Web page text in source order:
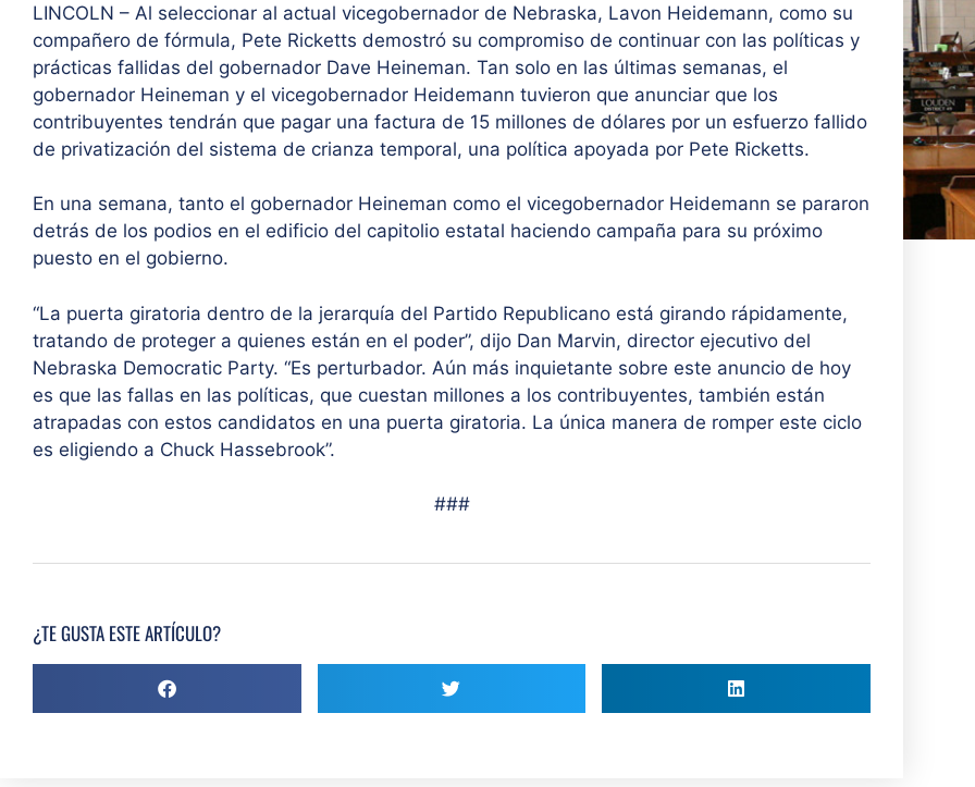
LINCOLN – Al seleccionar al actual vicegobernador de Nebraska, Lavon Heidemann, como su
compañero de fórmula, Pete Ricketts demostró su compromiso de continuar con las políticas y
prácticas fallidas del gobernador Dave Heineman. Tan solo en las últimas semanas, el
gobernador Heineman y el vicegobernador Heidemann tuvieron que anunciar que los
contribuyentes tendrán que pagar una factura de 15 millones de dólares por un esfuerzo fallido
de privatización del sistema de crianza temporal, una política apoyada por Pete Ricketts.
En una semana, tanto el gobernador Heineman como el vicegobernador Heidemann se pararon
detrás de los podios en el edificio del capitolio estatal haciendo campaña para su próximo
puesto en el gobierno.
“La puerta giratoria dentro de la jerarquía del Partido Republicano está girando rápidamente,
tratando de proteger a quienes están en el poder”, dijo Dan Marvin, director ejecutivo del
Nebraska Democratic Party. “Es perturbador. Aún más inquietante sobre este anuncio de hoy
es que las fallas en las políticas, que cuestan millones a los contribuyentes, también están
atrapadas con estos candidatos en una puerta giratoria. La única manera de romper este ciclo
es eligiendo a Chuck Hassebrook”.
###
¿TE GUSTA ESTE ARTÍCULO?